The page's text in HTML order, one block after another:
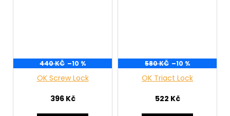
440 KČ –10 %
OK Screw Lock
396 Kč
580 KČ –10 %
OK Triact Lock
522 Kč